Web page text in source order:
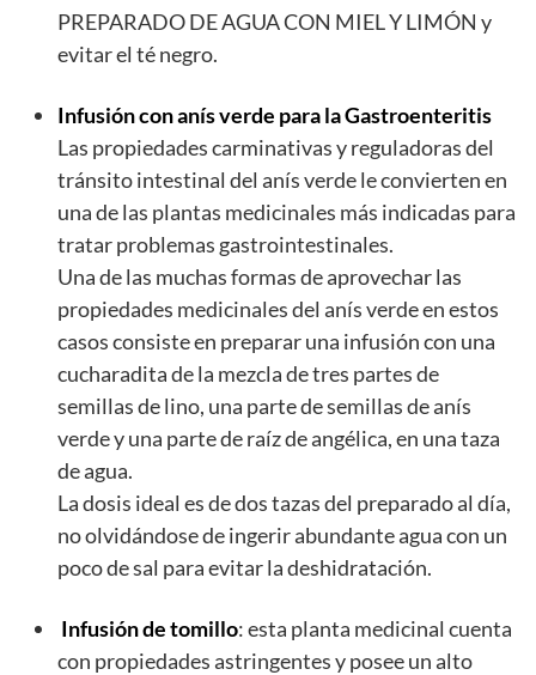
PREPARADO DE AGUA CON MIEL Y LIMÓN y
evitar el té negro.
Infusión con anís verde para la Gastroenteritis
Las propiedades carminativas y reguladoras del
tránsito intestinal del anís verde le convierten en
una de las plantas medicinales más indicadas para
tratar problemas gastrointestinales.
Una de las muchas formas de aprovechar las
propiedades medicinales del anís verde en estos
casos consiste en preparar una infusión con una
cucharadita de la mezcla de tres partes de
semillas de lino, una parte de semillas de anís
verde y una parte de raíz de angélica, en una taza
de agua.
La dosis ideal es de dos tazas del preparado al día,
no olvidándose de ingerir abundante agua con un
poco de sal para evitar la deshidratación.
Infusión de tomillo: esta planta medicinal cuenta
con propiedades astringentes y posee un alto